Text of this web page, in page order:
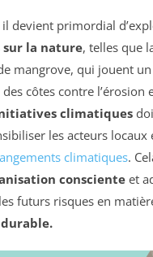
il devient primordial
sur la nature, telles que
mangrove, qui jouent
côtes contre l’érosion
climatiques
les acteurs locaux
climatiques.
consciente et
futurs risques en